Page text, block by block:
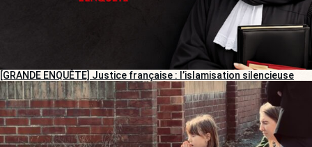
[GRANDE ENQUÊTE] Justice française : l’islamisation silencieuse